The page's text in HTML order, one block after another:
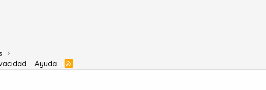
Ayuda
S